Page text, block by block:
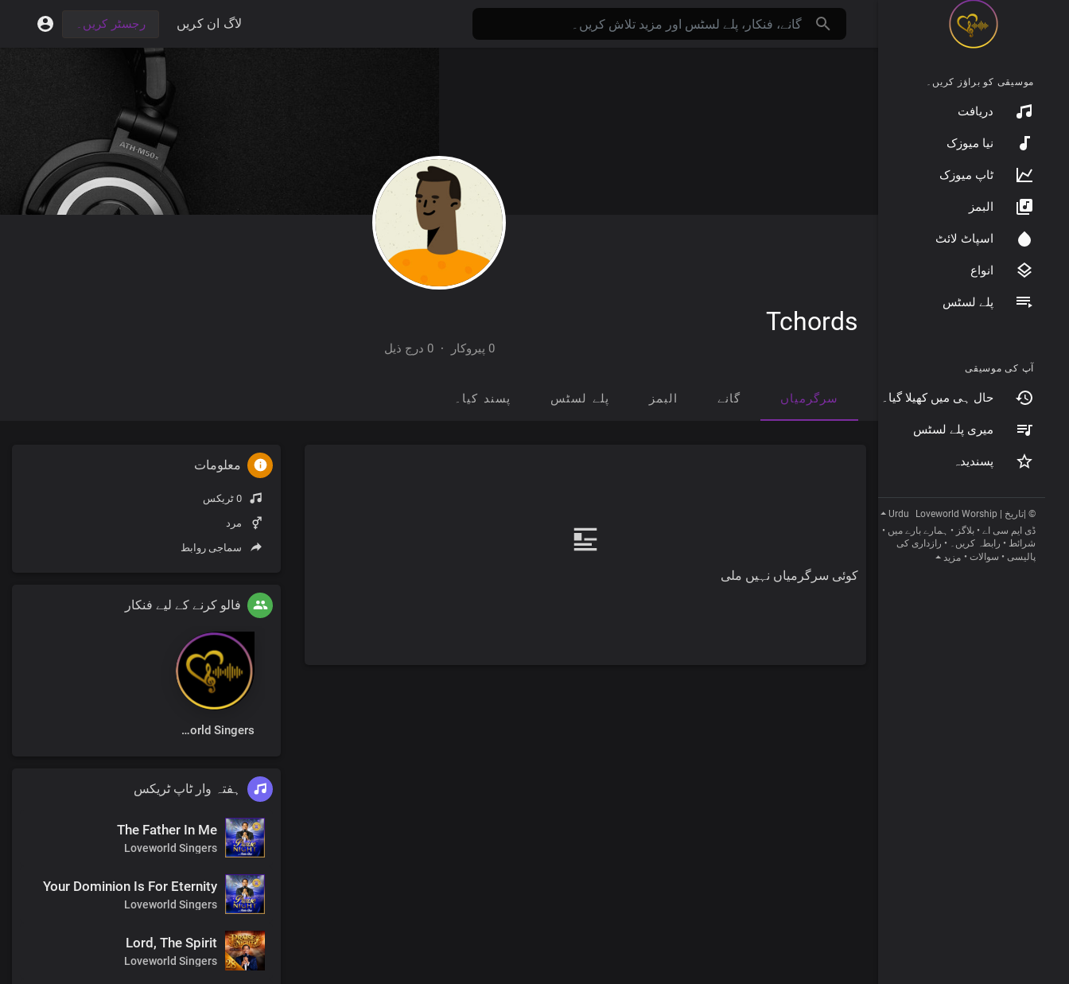
موسیقی کو براؤز کریں۔
دریافت
نیا میوزک
ٹاپ میوزک
البمز
اسپاٹ لائٹ
انواع
پلے لسٹس
آپ کی موسیقی
حال ہی میں کھیلا گیا۔
میری پلے لسٹس
پسندیدہ
© |تاریخ | Loveworld Worship
Urdu
ڈی ایم سی اے • بلاگز • ہمارے بارے میں •
شرائط • رابطہ کریں۔ • رازداری کی
پالیسی • سوالات • مزید
لاگ ان کریں رجسٹر کریں۔
Tchords
0 پیروکار · 0 درج ذیل
سرگرمیاں گانے البمز پلے لسٹس پسند کیا۔
کوئی سرگرمیاں نہیں ملی
معلومات
مرد
سماجی روابط
فالو کرنے کے لیے فنکار
Loveworld Singers
ہفتہ وار ٹاپ ٹریکس
The Father In Me
Loveworld Singers
Your Dominion Is For Eternity
Loveworld Singers
Lord, The Spirit
Loveworld Singers